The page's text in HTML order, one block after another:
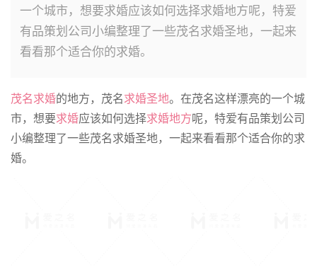
一个城市，想要求婚应该如何选择求婚地方呢，特爱
有品策划公司小编整理了一些茂名求婚圣地，一起来
看看那个适合你的求婚。
茂名求婚的地方，茂名求婚圣地。在茂名这样漂亮的一个城
市，想要求婚应该如何选择求婚地方呢，特爱有品策划公司
小编整理了一些茂名求婚圣地，一起来看看那个适合你的求
婚。